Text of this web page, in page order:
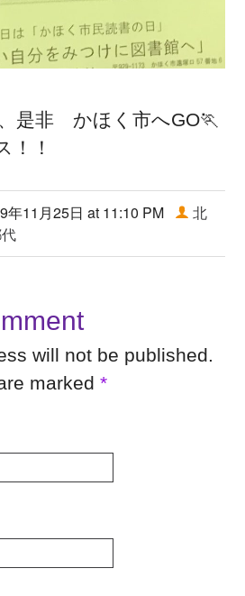
是非 かほく市へGO🏃
！！
年11月25日 at 11:10 PM
北
will not be published.
marked*